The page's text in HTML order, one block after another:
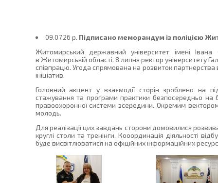
09.07.26 p. Підписано меморандум із поліцією
Житомирський державний університет імені Івана
в Житомирській області. 8 липня ректор університету
співпрацю. Угода спрямована на розвиток партнерства
ініціатив.
Головний акцент у взаємодії сторін зроблено на
стажування та програми практики безпосередньо на
правоохоронної системи зсередини. Окремим
молодь.
Для реалізації цих завдань сторони домовилися
круглі столи та тренінги. Кооординація діяльності
буде висвітлюватися на офіційних інформаційних